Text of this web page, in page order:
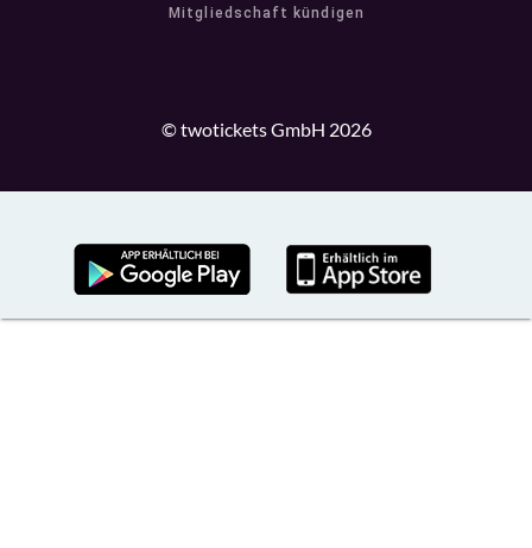
Mitgliedschaft kündigen
© twotickets GmbH 2026